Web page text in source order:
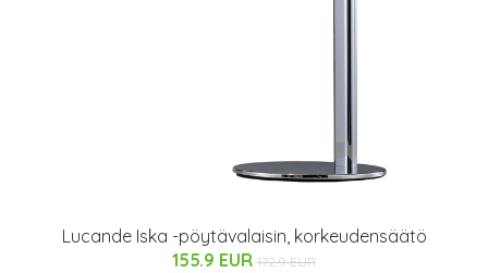
Lucande Iska -pöytävalaisin, korkeudensäätö
155.9 EUR 172.9 EUR